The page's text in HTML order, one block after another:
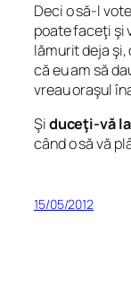
Deci o să-l
poate faceţi şi
lămurit deja şi,
că eu am să
vreau oraşul
Şiduceţi-vă
când o să vă
15/05/2012